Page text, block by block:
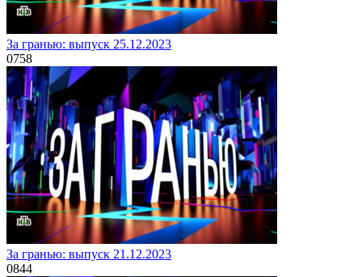
За гранью: выпуск 25.12.2023
0758
За гранью: выпуск 21.12.2023
0844